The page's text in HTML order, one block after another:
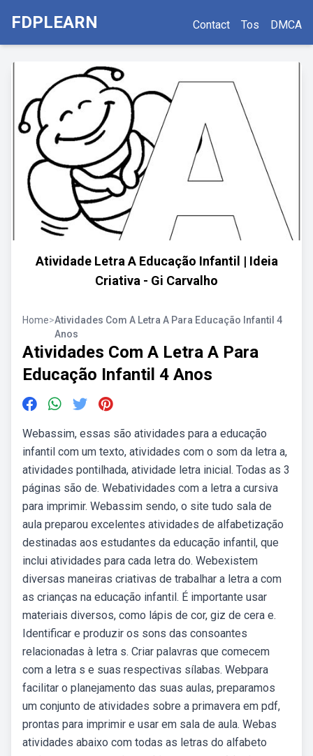
FDPLEARN Contact Tos DMCA
Atividade Letra A Educação Infantil | Ideia
Criativa - Gi Carvalho
Home>Atividades Com A Letra A Para Educação Infantil 4
Anos
Atividades Com A Letra A Para
Educação Infantil 4 Anos
Webassim, essas são atividades para a educação
infantil com um texto, atividades com o som da letra a,
atividades pontilhada, atividade letra inicial. Todas as 3
páginas são de. Webatividades com a letra a cursiva
para imprimir. Webassim sendo, o site tudo sala de
aula preparou excelentes atividades de alfabetização
destinadas aos estudantes da educação infantil, que
inclui atividades para cada letra do. Webexistem
diversas maneiras criativas de trabalhar a letra a com
as crianças na educação infantil. É importante usar
materiais diversos, como lápis de cor, giz de cera e.
Identificar e produzir os sons das consoantes
relacionadas à letra s. Criar palavras que comecem
com a letra s e suas respectivas sílabas. Webpara
facilitar o planejamento das suas aulas, preparamos
um conjunto de atividades sobre a primavera em pdf,
prontas para imprimir e usar em sala de aula. Webas
atividades abaixo com todas as letras do alfabeto